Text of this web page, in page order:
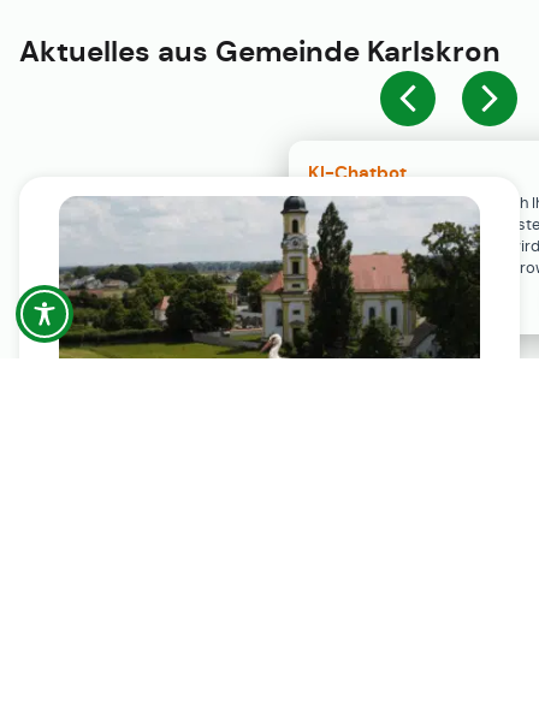
KI-Chatbot
Der KI-Chatbot steht erst nach
Einwilligung in den Cookie-
Verfügung. Der Chat-Verlauf
ausschließlich lokal in Ihrem
gespeichert.
Aktuelles aus Gemeinde Karlskron